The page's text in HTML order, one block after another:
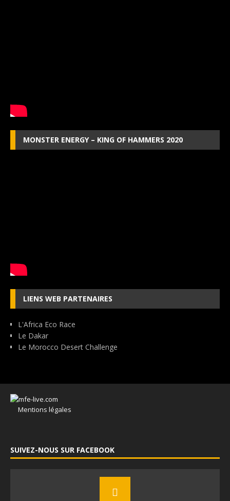
MONSTER ENERGY – KING OF HAMMERS 2020
LIENS WEB PARTENAIRES
L'Africa Eco Race
Le Dakar
Le Morocco Desert Challenge
Mentions légales
SUIVEZ-NOUS SUR FACEBOOK